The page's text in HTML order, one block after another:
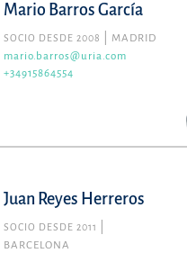
Mario Barros García
SOCIO DESDE 2008
MADRID
mario.barros@uria.com
+34915864554
Juan Reyes Herreros
SOCIO DESDE 2011
BARCELONA